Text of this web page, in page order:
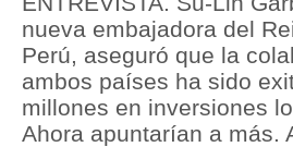
Inmobiliarias
Plus G
Opinión
nueva embajadora del
Perú, aseguró que la
ambos países ha sido
millones en inversiones
Ahora apuntarían a más.